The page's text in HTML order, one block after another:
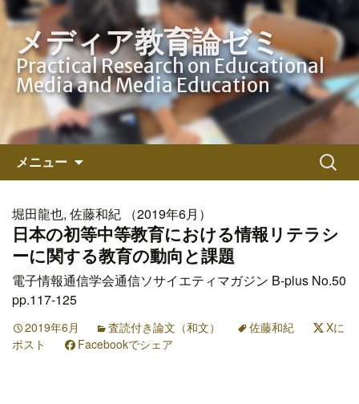
メディア教育論ゼミ
Practical Research on Educational
Media and Media Education
メニュー
ン
ツ
へ
ス
キ
検
索:
堀田龍也, 佐藤和紀 （2019年6月）
日本の初等中等教育における情報リテラシ
ーに関する教育の動向と課題
電子情報通信学会通信ソサイエティマガジン B-plus No.50
pp.117-125
2019年6月 査読付き論文（和文） 佐藤和紀
Xに
ポスト
Facebookでシェア